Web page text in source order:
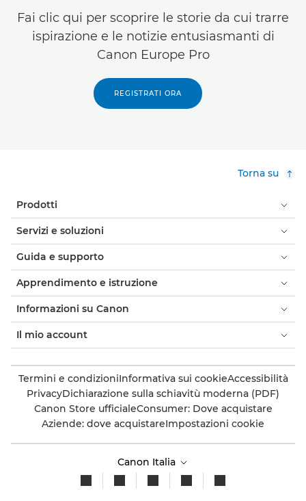
Fai clic qui per scoprire le storie da cui trarre
ispirazione e le notizie entusiasmanti di
Canon Europe Pro
REGISTRATI ORA
Torna su
Prodotti
Servizi e soluzioni
Guida e supporto
Apprendimento e istruzione
Informazioni su Canon
Il mio account
Termini e condizioniInformativa sui cookieAccessibilità
PrivacyDichiarazione sulla schiavitù moderna (PDF)
Canon Store ufficialeConsumer: Dove acquistare
Aziende: dove acquistareImpostazioni cookie
Canon Italia